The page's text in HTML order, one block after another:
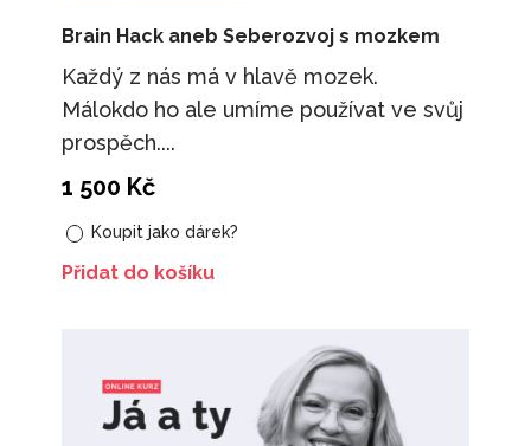
Brain Hack aneb Seberozvoj s mozkem
Každý z nás má v hlavě mozek.
Málokdo ho ale umíme používat ve svůj
prospěch....
1 500 Kč
Koupit jako dárek?
Přidat do košíku